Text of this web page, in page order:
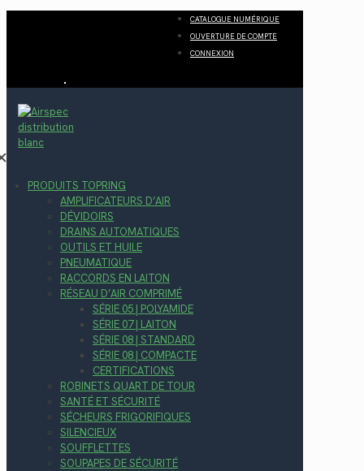
CATALOGUE NUMÉRIQUE
OUVERTURE DE COMPTE
CONNEXION
PRODUITS TOPRING
AMPLIFICATEURS D’AIR
DÉVIDOIRS
DRAINS AUTOMATIQUES
OUTILS ET HUILE
PNEUMATIQUE
RACCORDS EN LAITON
RÉSEAU D’AIR COMPRIMÉ
SÉRIE 05 | POLYAMIDE
SÉRIE 07 | LAITON
SÉRIE 08 | STANDARD
SÉRIE 08 | COMPACTE
CERTIFICATIONS
ROBINETS QUART DE TOUR
SANTÉ ET SÉCURITÉ
SÉCHEURS FRIGORIFIQUES
SILENCIEUX
SOUFFLETTES
SOUPAPES DE SÉCURITÉ